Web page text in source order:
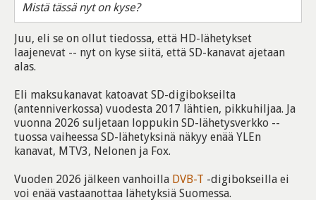
Mistä tässä nyt on kyse?
Juu, eli se on ollut tiedossa, että HD-lähetykset
laajenevat -- nyt on kyse siitä, että SD-kanavat ajetaan
alas.
Eli maksukanavat katoavat SD-digibokseilta
(antenniverkossa) vuodesta 2017 lähtien, pikkuhiljaa. Ja
vuonna 2026 suljetaan loppukin SD-lähetysverkko --
tuossa vaiheessa SD-lähetyksinä näkyy enää YLEn
kanavat, MTV3, Nelonen ja Fox.
Vuoden 2026 jälkeen vanhoilla DVB-T -digibokseilla ei
voi enää vastaanottaa lähetyksiä Suomessa.